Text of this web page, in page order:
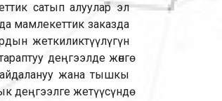
сатып алуулар эл
мамлекеттик заказда
жеткиликтүүлүгүн
деңгээлде жөнгө
жана тышкы
жетүүсүндө